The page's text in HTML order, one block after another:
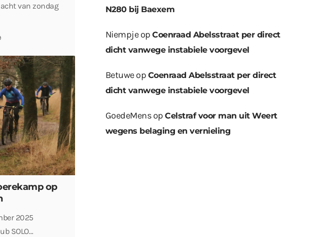
van zondag
op
2025
SOLO…
N280 bij Baexem
NiempjeopCoenraad Abelsstraat per direct
dicht vanwege instabiele voorgevel
Betuweop Coenraad Abelsstraat per direct
dicht vanwege instabiele voorgevel
GoedeMensopCelstraf voor man uit Weert
wegens belaging en vernieling